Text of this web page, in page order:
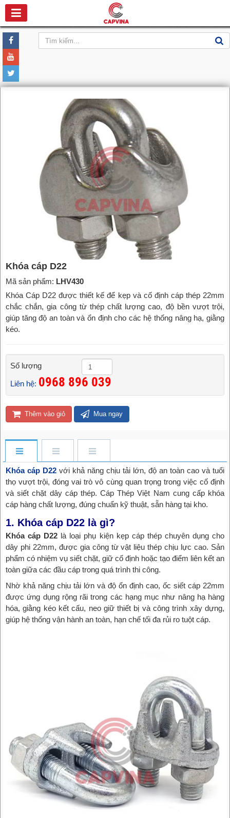
Khóa cáp D22
Mã sản phẩm: LHV430
Khóa Cáp D22 được thiết kế để kẹp và cố định cáp thép 22mm
chắc chắn, gia công từ thép chất lượng cao, độ bền vượt trội,
giúp tăng độ an toàn và ổn định cho các hệ thống nâng hạ, giằng
kéo.
Số lượng
Liên hệ: 0968 896 039
Thêm vào giỏ Mua ngay
Khóa cáp D22 với khả năng chịu tải lớn, độ an toàn cao và tuổi
thọ vượt trội, đóng vai trò vô cùng quan trọng trong việc cố định
và siết chặt dây cáp thép. Cáp Thép Việt Nam cung cấp khóa
cáp hàng chất lượng, đúng chuẩn kỹ thuật, sẵn hàng tại kho.
1. Khóa cáp D22 là gì?
Khóa cáp D22 là loại phụ kiện kẹp cáp thép chuyên dụng cho
dây phi 22mm, được gia công từ vật liệu thép chịu lực cao. Sản
phẩm có nhiệm vụ siết chặt, giữ cố định hoặc tạo điểm liên kết an
toàn giữa các đầu cáp trong quá trình thi công.
Nhờ khả năng chịu tải lớn và độ ổn định cao, ốc siết cáp 22mm
được ứng dụng rộng rãi trong các hạng mục như nâng hạ hàng
hóa, giằng kéo kết cấu, neo giữ thiết bị và công trình xây dựng,
giúp hệ thống vận hành an toàn, hạn chế tối đa rủi ro tuột cáp.